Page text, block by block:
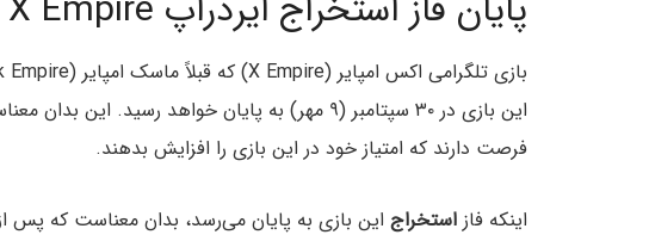
بازی تلگرامی اکس امپایر (X Empire) که قبلاً ماسک امپایر (Musk Empire) نام داشت، اعلام کرد که فاز
فرصت دارند که امتیاز خود در این بازی را افزایش بدهند.
اینکه فاز استخراج